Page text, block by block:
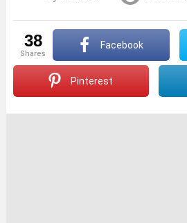
38
shares
Facebook
Pinterest